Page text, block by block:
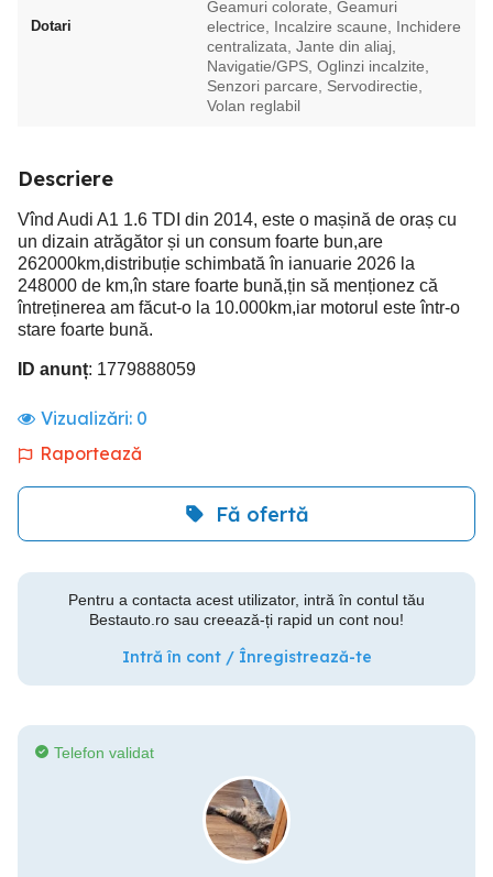
Dotari
Geamuri colorate, Geamuri
electrice, Incalzire scaune, Inchidere
centralizata, Jante din aliaj,
Navigatie/GPS, Oglinzi incalzite,
Senzori parcare, Servodirectie,
Volan reglabil
Descriere
Vînd Audi A1 1.6 TDI din 2014, este o mașină de oraș cu
un dizain atrăgător și un consum foarte bun,are
262000km,distribuție schimbată în ianuarie 2026 la
248000 de km,în stare foarte bună,țin să menționez că
întreținerea am făcut-o la 10.000km,iar motorul este într-o
stare foarte bună.
ID anunț: 1779888059
Vizualizări: 0
Raportează
Fă ofertă
Pentru a contacta acest utilizator, intră în contul tău
Bestauto.ro sau creează-ți rapid un cont nou!
Intră în cont / Înregistrează-te
Telefon validat